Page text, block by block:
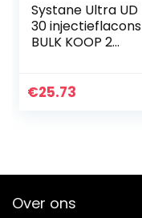
Systane Ultra UD
30 injectieflacons
BULK KOOP 2
totaal)
€25.73
Over ons